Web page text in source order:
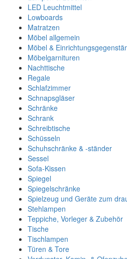
LED Leuchtmittel
Lowboards
Matratzen
Möbel allgemein
Möbel &
Möbelgarnituren
Nachttische
Regale
Schlafzimmer
Schnapsgläser
Schränke
Schrank
Schreibtische
Schüsseln
Schuhschränke & -ständer
Sessel
Sofa-Kissen
Spiegel
Spiegelschränke
Spielzeug und Geräte zum
Stehlampen
Teppiche, Vorleger & Zubehör
Tische
Tischlampen
Türen & Tore